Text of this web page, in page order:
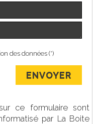
des données (*)
ENVOYER
ce formulaire sont
par La Boite